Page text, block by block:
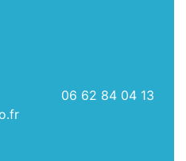
06 62 84 04 13